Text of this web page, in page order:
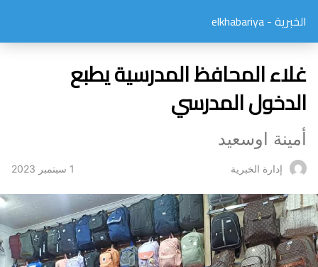
الخبرية - elkhabariya
غلاء المحافظ المدرسية يطبع
الدخول المدرسي
أمينة اوسعيد
إدارة الخبرية 1 سبتمبر 2023